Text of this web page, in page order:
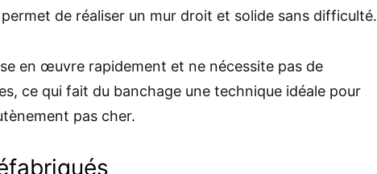
de réaliser un mur droit et solide sans difficulté.
en œuvre rapidement et ne nécessite pas de
ce qui fait du banchage une technique idéale pour
pas cher.